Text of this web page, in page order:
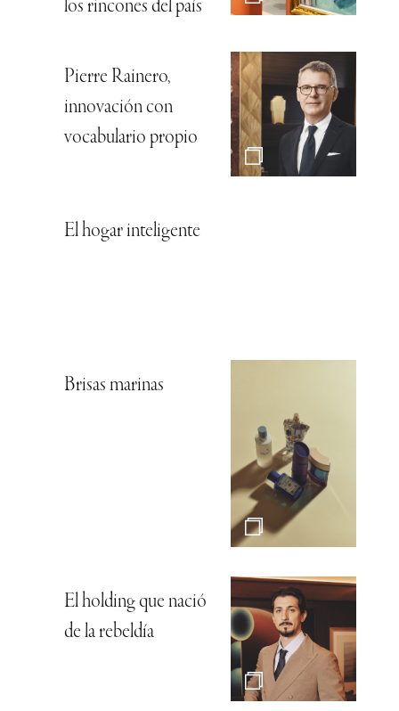
los rincones del país
Pierre Rainero,
innovación con
vocabulario propio
El hogar inteligente
Brisas marinas
El holding que nació
de la rebeldía